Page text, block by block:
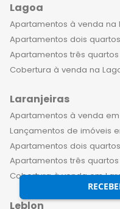
Lagoa
Apartamentos à venda na
Apartamentos dois
Apartamentos três
Cobertura à venda na
Laranjeiras
Apartamentos à venda
Lançamentos de imóveis
Apartamentos dois
Apartamentos três
Cobertura à venda em
Leblon